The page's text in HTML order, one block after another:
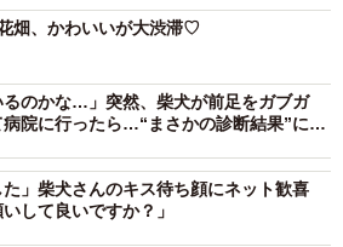
畑、かわいいが大渋滞♡
るのかな…」突然、柴犬が前足をガブガ
院に行ったら…“まさかの診断結果”に思
た」柴犬さんのキス待ち顔にネット歓喜
いして良いですか？」